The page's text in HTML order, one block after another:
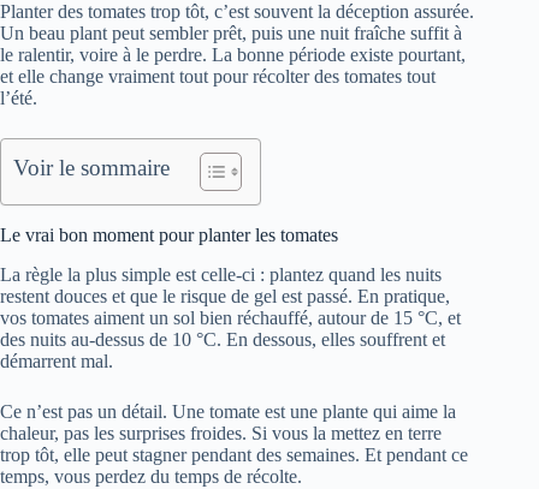
Planter des tomates trop tôt, c’est souvent la déception assurée.
Un beau plant peut sembler prêt, puis une nuit fraîche suffit à
le ralentir, voire à le perdre. La bonne période existe pourtant,
et elle change vraiment tout pour récolter des tomates tout
l’été.
Voir le sommaire
Le vrai bon moment pour planter les tomates
La règle la plus simple est celle-ci : plantez quand les nuits
restent douces et que le risque de gel est passé. En pratique,
vos tomates aiment un sol bien réchauffé, autour de 15 °C, et
des nuits au-dessus de 10 °C. En dessous, elles souffrent et
démarrent mal.
Ce n’est pas un détail. Une tomate est une plante qui aime la
chaleur, pas les surprises froides. Si vous la mettez en terre
trop tôt, elle peut stagner pendant des semaines. Et pendant ce
temps, vous perdez du temps de récolte.